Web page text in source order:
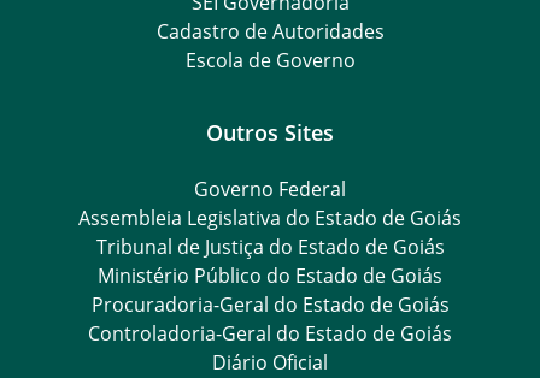
Cadastro de Autoridades
Escola de Governo
Outros Sites
Governo Federal
Assembleia Legislativa do Estado de Goiás
Tribunal de Justiça do Estado de Goiás
Ministério Público do Estado de Goiás
Procuradoria-Geral do Estado de Goiás
Controladoria-Geral do Estado de Goiás
Diário Oficial